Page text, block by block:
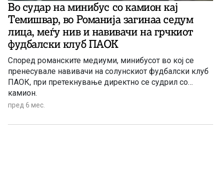
Во судар на минибус со камион кај
Темишвар, во Романија загинаа седум
лица, меѓу нив и навивачи на грчкиот
фудбалски клуб ПАОК
Според романските медиуми, минибусот во кој се
пренесувале навивачи на солунскиот фудбалски клуб
ПАОК, при претекнување директно се судрил со
камион.
пред 6 мес.